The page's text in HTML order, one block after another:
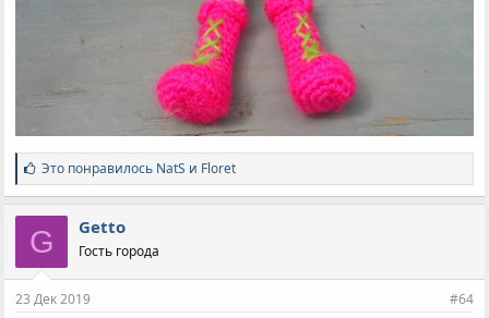
С
и
м
п
а
т
и
и
:
Это понравилось NatS и Floret
G Getto
Гость города
23 Дек 2019 #64